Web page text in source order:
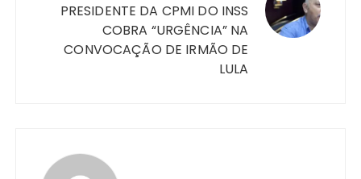
PRESIDENTE DA CPMI DO INSS
COBRA “URGÊNCIA” NA
CONVOCAÇÃO DE IRMÃO DE
LULA